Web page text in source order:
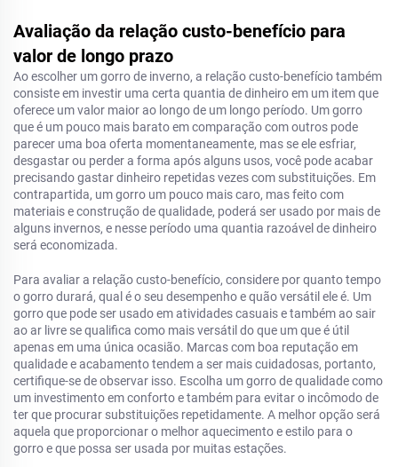
Avaliação da relação custo-benefício para
valor de longo prazo
Ao escolher um gorro de inverno, a relação custo-benefício também
consiste em investir uma certa quantia de dinheiro em um item que
oferece um valor maior ao longo de um longo período. Um gorro
que é um pouco mais barato em comparação com outros pode
parecer uma boa oferta momentaneamente, mas se ele esfriar,
desgastar ou perder a forma após alguns usos, você pode acabar
precisando gastar dinheiro repetidas vezes com substituições. Em
contrapartida, um gorro um pouco mais caro, mas feito com
materiais e construção de qualidade, poderá ser usado por mais de
alguns invernos, e nesse período uma quantia razoável de dinheiro
será economizada.
Para avaliar a relação custo-benefício, considere por quanto tempo
o gorro durará, qual é o seu desempenho e quão versátil ele é. Um
gorro que pode ser usado em atividades casuais e também ao sair
ao ar livre se qualifica como mais versátil do que um que é útil
apenas em uma única ocasião. Marcas com boa reputação em
qualidade e acabamento tendem a ser mais cuidadosas, portanto,
certifique-se de observar isso. Escolha um gorro de qualidade como
um investimento em conforto e também para evitar o incômodo de
ter que procurar substituições repetidamente. A melhor opção será
aquela que proporcionar o melhor aquecimento e estilo para o
gorro e que possa ser usada por muitas estações.